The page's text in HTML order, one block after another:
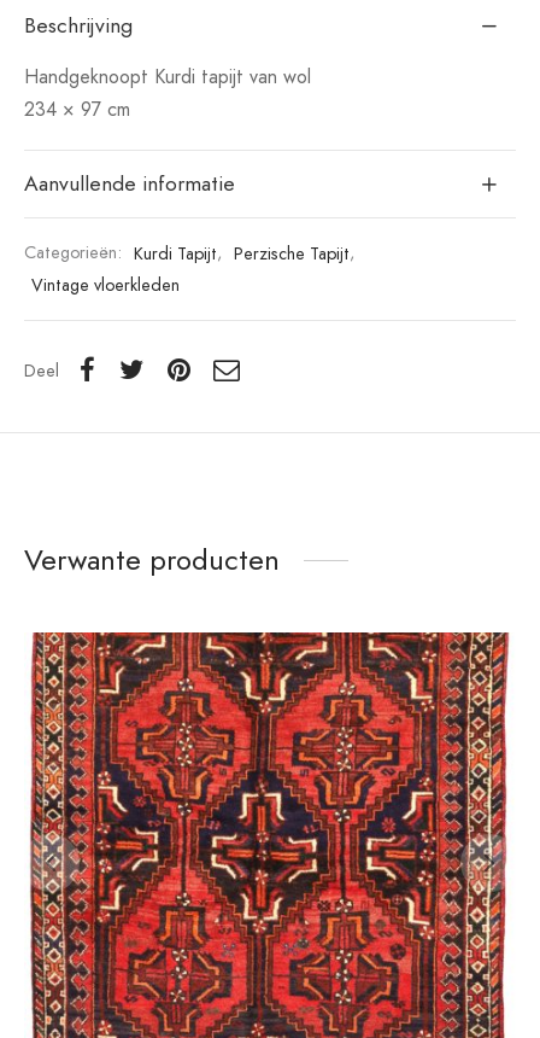
Beschrijving
Handgeknoopt Kurdi tapijt van wol
234 × 97 cm
Aanvullende informatie
Categorieën: Kurdi Tapijt, Perzische Tapijt,
Vintage vloerkleden
Deel
Verwante producten